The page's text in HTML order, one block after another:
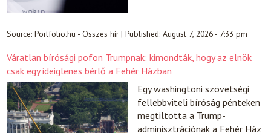
Source:Portfolio.hu - Összes hír|Published:August 7, 2026 - 7:33 pm
Váratlan bírósági pofon Trumpnak: kimondták, hogy az elnök
csak egy ideiglenes bérlő a Fehér Házban
Egy washingtoni szövetségi
fellebbviteli bíróság pénteken
megtiltotta a Trump-
adminisztrációnak a Fehér Ház